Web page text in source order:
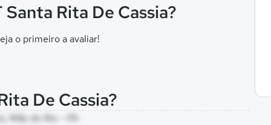
Rita De Cassia?
o primeiro a avaliar!
De Cassia?
Mãe do Rio - PA